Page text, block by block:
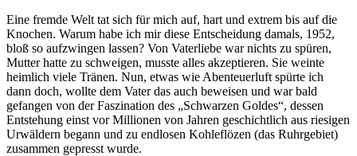
Eine fremde Welt tat sich für mich auf, hart und extrem bis auf die
Knochen. Warum habe ich mir diese Entscheidung damals, 1952,
bloß so aufzwingen lassen? Von Vaterliebe war nichts zu spüren,
Mutter hatte zu schweigen, musste alles akzeptieren. Sie weinte
heimlich viele Tränen. Nun, etwas wie Abenteuerluft spürte ich
dann doch, wollte dem Vater das auch beweisen und war bald
gefangen von der Faszination des
Schwarzen Goldes , dessen
Entstehung einst vor Millionen von Jahren geschichtlich aus riesigen
Urwäldern begann und zu endlosen Kohleflözen (das Ruhrgebiet)
zusammen gepresst wurde.